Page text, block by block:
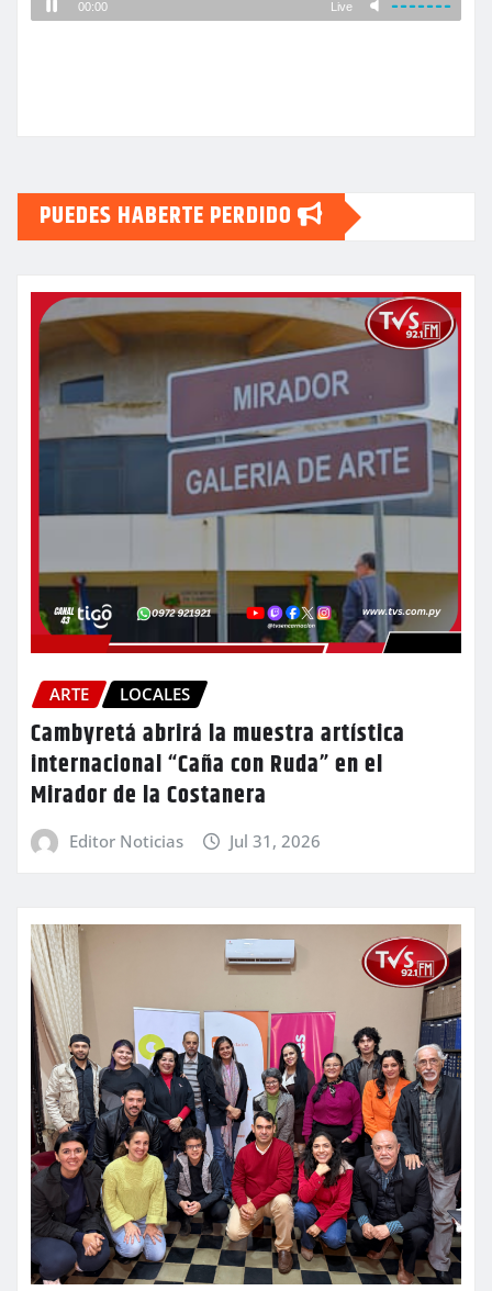
PUEDES HABERTE PERDIDO
ARTE LOCALES
Cambyretá abrirá la muestra artística
internacional “Caña con Ruda” en el
Mirador de la Costanera
Editor Noticias Jul 31, 2026